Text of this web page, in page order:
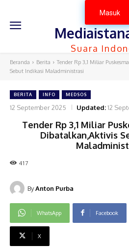
Masuk
Suara
Beranda Berita
Tender Rp 3,1 Miliar
Sebut Indikasi Maladministrasi
BERITA INFO MEDSOS
12 September 2025 Updated:12
Tender Rp 3,1 Miliar
Dibatalkan,Aktivis
417
ByAnton Purba
WhatsApp Facebook
X